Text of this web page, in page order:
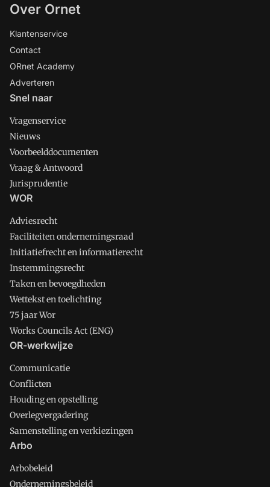
Over Ornet
Klantenservice
Contact
ORnet Academy
Adverteren
Snel naar
Vragenservice
Nieuws
Voorbeelddocumenten
Vraag & Antwoord
Jurisprudentie
WOR
Adviesrecht
Faciliteiten ondernemingsraad
Initiatiefrecht en informatierecht
Instemmingsrecht
Taken en bevoegdheden
Wettekst en toelichting
75 jaar Wor
Works Councils Act (ENG)
OR-werkwijze
Communicatie
Conflicten
Houding en opstelling
Overlegvergadering
Samenstelling en verkiezingen
Arbo
Arbobeleid
Ondernemingsbeleid